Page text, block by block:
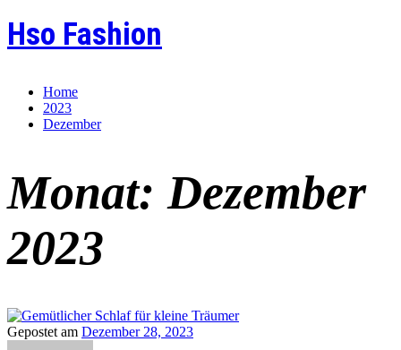
Hso Fashion
Home
2023
Dezember
Monat:Dezember
2023
Gepostet am Dezember 28, 2023